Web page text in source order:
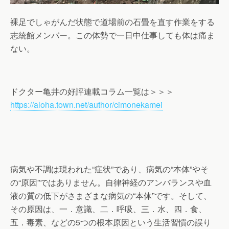
裸足でしゃがんだ状態で道場前の石畳を直す作業をする
志統館メンバー。この体勢で一日中仕事しても体は痛ま
ない。
ドクター亀井の好評連載コラム一覧は＞＞＞
https://aloha.town.net/author/cimonekamei
病気や不調は現われた“症状”であり、病気の“本体”やそ
の“原因”ではありません。自律神経のアンバランスや血
液の質の低下がさまざまな病気の“本体”です。そして、
その原因は、一．意識、二．呼吸、三．水、四．食、
五．毒素、などの5つの根本原因という生活習慣の誤り